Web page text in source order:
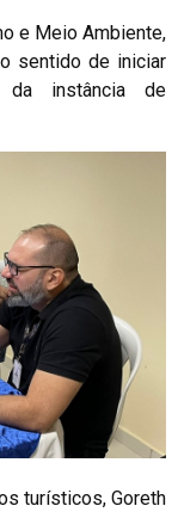
e Meio Ambiente,
sentido de iniciar
da instância de
turísticos, Goreth